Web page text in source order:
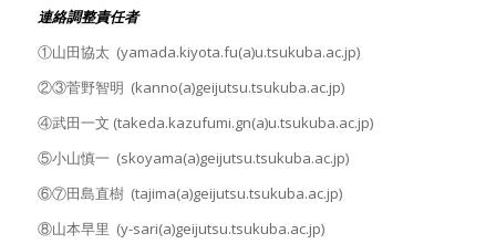
連絡調整責任者
①山田協太 (yamada.kiyota.fu(a)u.tsukuba.ac.jp)
②③菅野智明 (kanno(a)geijutsu.tsukuba.ac.jp)
④武田一文 (takeda.kazufumi.gn(a)u.tsukuba.ac.jp)
⑤小山慎一 (skoyama(a)geijutsu.tsukuba.ac.jp)
⑥⑦田島直樹 (tajima(a)geijutsu.tsukuba.ac.jp)
⑧山本早里 (y-sari(a)geijutsu.tsukuba.ac.jp)